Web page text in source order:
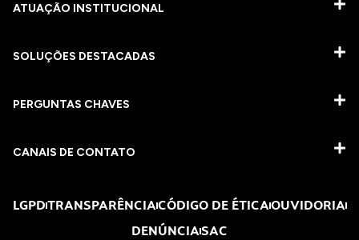
ATUAÇÃO INSTITUCIONAL
SOLUÇÕES DESTACADAS
PERGUNTAS CHAVES​
CANAIS DE CONTATO
LGPDTRANSPARÊNCIACÓDIGO DE ÉTICAOUVIDORIA
DENÚNCIASAC